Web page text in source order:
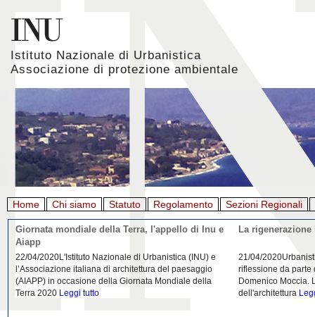
Istituto Nazionale di Urbanistica
Associazione di protezione ambientale
Home Chi siamo Statuto Regolamento Sezioni Regionali
Giornata mondiale della Terra, l'appello di Inu e
Aiapp
22/04/2020L'Istituto Nazionale di Urbanistica (INU) e
l’Associazione italiana di architettura del paesaggio
(AIAPP) in occasione della Giornata Mondiale della
Terra 2020 Leggi tutto
La
21/04/
riflessione da parte
Domenico Moccia.
dell'architettura